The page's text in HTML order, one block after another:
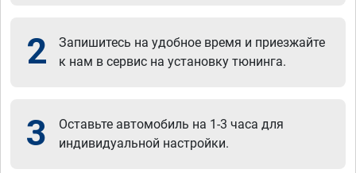
2
Запишитесь на удобное время и приезжайте
к нам в сервис на установку тюнинга.
3
Оставьте автомобиль на 1-3 часа для
индивидуальной настройки.